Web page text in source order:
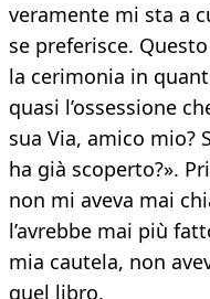
veramente mi sta a
se preferisce.
la cerimonia in
quasi l’ossessione
sua Via, amico mio?
ha già scoperto?».
non mi aveva mai
l’avrebbe mai più
mia cautela, non
quel libro.